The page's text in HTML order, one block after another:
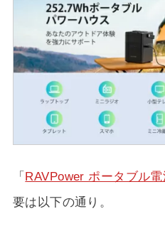
「RAVPower ポータブル
要は以下の通り。